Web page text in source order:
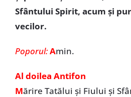
Sfântului Spirit, acum şi
vecilor.
Poporul:Amin.
Al doilea Antifon
Mărire Tatălui şi Fiului şi